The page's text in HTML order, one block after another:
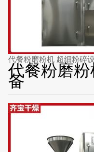
代餐粉磨粉机 超细粉碎
代餐粉磨
备